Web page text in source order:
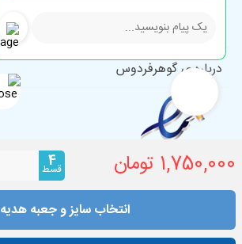
1,750,000 تومان 4
قسط
انتخاب سایز و جعبه هدیه
دسته‌بندی‌های پرطرفدار
درباره ی گوهرفردوس